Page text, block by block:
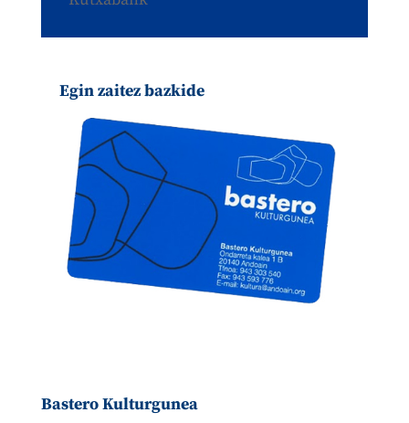
Egin zaitez bazkide
Bastero Kulturgunea